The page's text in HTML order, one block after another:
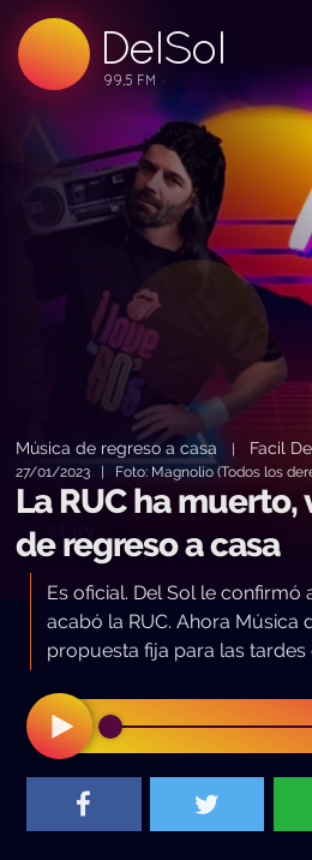
DelSol
99.5 FM
99.5 FM
99.5 FM
Música de regreso a casa Facil
27/01/2023 | Foto: Magnolio (Todos los
La RUC ha
de regreso a casa
Es oficial. Del Sol le confirmó
acabó la RUC. Ahora Música
propuesta fija para las tardes